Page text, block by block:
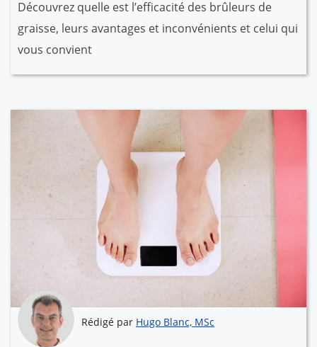
Découvrez quelle est l’efficacité des brûleurs de
graisse, leurs avantages et inconvénients et celui qui
vous convient
Rédigé par Hugo Blanc, MSc